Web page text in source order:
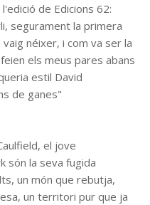
de Edicions 62:
segurament la primera
néixer, i com va ser la
els meus pares abans
estil David
de ganes"
el jove
són la seva fugida
un món que rebutja,
un territori pur que ja